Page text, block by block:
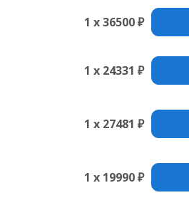
1 x 36500 ₽
1 x 24331 ₽
1 x 27481 ₽
1 x 19990 ₽